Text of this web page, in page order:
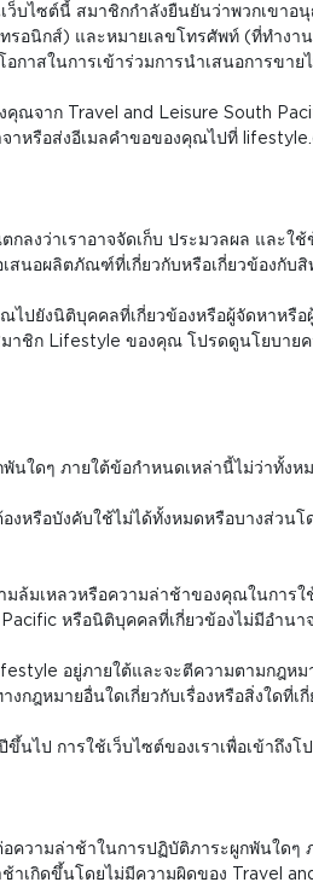
เว็บไซต์นี้ สมาชิกกำลังยืนยันว่าพวกเ
รอนิกส์) และหมายเลขโทรศัพท์ (ที่ทำ
กาสในการเข้าร่วมการนำเสนอการขา
งคุณจาก Travel and Leisure South
าหรือส่งอีเมลคำขอของคุณไปที่
ลงว่าเราอาจจัดเก็บ ประมวลผล และ
สนอผลิตภัณฑ์ที่เกี่ยวกับหรือเกี่ยวข้องกั
ไปยังนิติบุคคลที่เกี่ยวข้องหรือผู้จัดหาหรื
าชิก Lifestyle ของคุณ โปรดดูนโยบา
นใดๆ ภายใต้ข้อกำหนดเหล่านี้ไม่ว่าทั้ง
งหรือบังคับใช้ไม่ได้ทั้งหมดหรือบางส่ว
มล้มเหลวหรือความล่าช้าของคุณในกา
หรือนิติบุคคลที่เกี่ยวข้องไม่มีอำน
อยู่ภายใต้และจะตีความตามกฎ
กฎหมายอื่นใดเกี่ยวกับเรื่องหรือสิ่งใ
ขึ้นไป การใช้เว็บไซต์ของเราเพื่อเข้า
ความล่าช้าในการปฏิบัติภาระผูกพันใด
เกิดขึ้นโดยไม่มีความผิดของ Travel